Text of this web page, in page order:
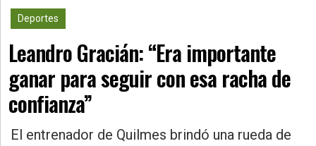
»
Policiales
»
Política
Provincia
Deportes
Leandro Gracián: “Era importante
ganar para seguir con esa racha de
confianza”
El entrenador de Quilmes brindó una rueda de